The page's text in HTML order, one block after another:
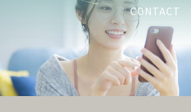
CONTACT